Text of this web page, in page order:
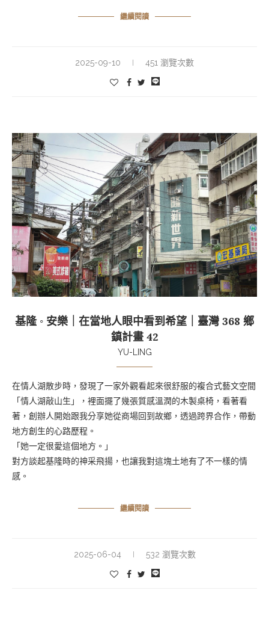
繼續閱讀
2025-09-10 451 瀏覽次數
基隆 ◦ 安樂｜在當地人眼中看到希望｜臺灣 368 鄉
鎮計畫 42
YU-LING
在情人湖散步時，發現了一家外觀看起來很舒服的複合式藝文空間
「情人湖敲山生」，裡面擺了幾張質感溫潤的木製桌椅，看著看
著，創辦人開始跟我分享她從商場回到故鄉，透過跨界合作，帶動
地方創生的心路歷程。
「她一定很愛這個地方。」
對方談起基隆時的神采飛揚，也讓我對這塊土地有了不一樣的情
感。
繼續閱讀
2025-06-04 532 瀏覽次數